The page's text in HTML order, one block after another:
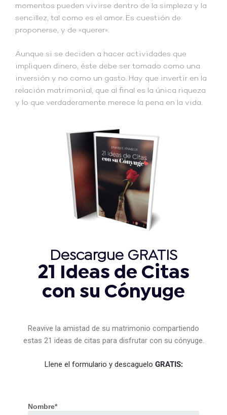
momentos pueden vivirse dentro de la simpleza y la
sencillez, tal como es el amor. Es cuestión de
proponerse, y de «querer».
Aunque si se deciden a hacer actividades que
impliquen dinero, éste debe ser tomado como una
inversión y no como un gasto. Hay que invertir en la
relación matrimonial, que al final es la única riqueza
y lo que verdaderamente merece la pena en la vida.
Descargue GRATIS
21 Ideas de Citas
con su Cónyuge
Reavive la amistad de su matrimonio compartiendo
estas 21 ideas de citas para disfrutar con su cónyuge.
Llene el formulario y descaguelo GRATIS:
Nombre*